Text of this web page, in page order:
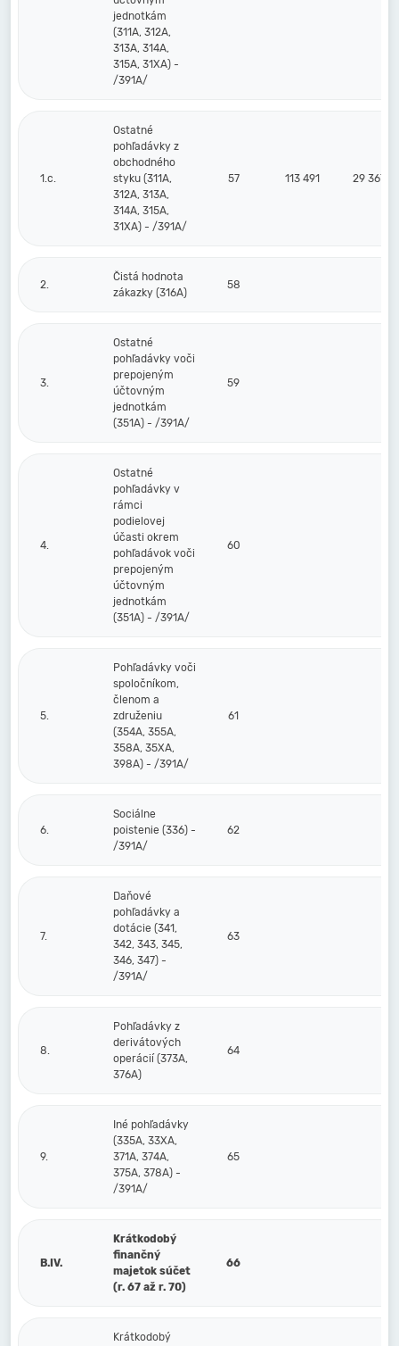
jednotkám
(311A, 312A,
313A, 314A,
315A, 31XA) -
/391A/
1.c.
Ostatné
pohľadávky z
obchodného
styku (311A,
312A, 313A,
314A, 315A,
31XA) - /391A/
57 113 491 29 367
2.
Čistá hodnota
zákazky (316A)
58
3.
Ostatné
pohľadávky voči
prepojeným
účtovným
jednotkám
(351A) - /391A/
59
4.
Ostatné
pohľadávky v
rámci
podielovej
účasti okrem
pohľadávok voči
prepojeným
účtovným
jednotkám
(351A) - /391A/
60
5.
Pohľadávky voči
spoločníkom,
členom a
združeniu
(354A, 355A,
358A, 35XA,
398A) - /391A/
61
6.
Sociálne
poistenie (336) -
/391A/
62
7.
Daňové
pohľadávky a
dotácie (341,
342, 343, 345,
346, 347) -
/391A/
63
8.
Pohľadávky z
derivátových
operácií (373A,
376A)
64
9.
Iné pohľadávky
(335A, 33XA,
371A, 374A,
375A, 378A) -
/391A/
65
B.IV.
Krátkodobý
finančný
majetok súčet
(r. 67 až r. 70)
66
Krátkodobý